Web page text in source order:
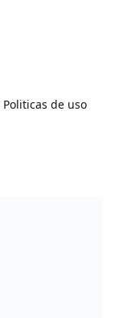
Politicas de uso